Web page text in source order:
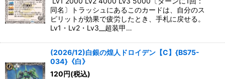
同名〕トラッシュにあるこのカードは、自分のス
ピリットが効果で疲労したとき、手札に戻せる。
Lv1・Lv2・Lv3__超装甲…
(2026/12)白銀の煌人ドロイデン【C】{BS75-
034}《白》
120 円(税込)